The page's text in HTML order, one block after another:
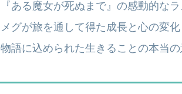
『ある魔女が死ぬまで』の感動的な
メグが旅を通して得た成長と心の変化
物語に込められた生きることの本当